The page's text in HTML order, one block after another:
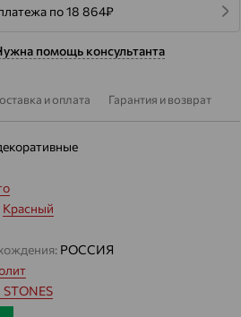
по 18 864₽
помощь консультанта
и оплата Гарантия и возврат
Красный
РОССИЯ
STONES